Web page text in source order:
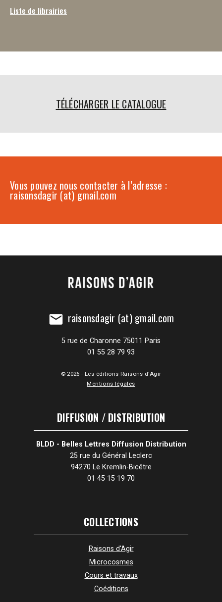
Liste de librairies
TÉLÉCHARGER LE CATALOGUE
Vous pouvez nous contacter à l’adresse :
raisonsdagir (at) gmail.com
mail raisonsdagir (at) gmail.com
5 rue de Charonne 75011 Paris
01 55 28 79 93
© 2026 - Les éditions Raisons d'Agir
Mentions légales
DIFFUSION / DISTRIBUTION
BLDD - Belles Lettres Diffusion Distribution
25 rue du Général Leclerc
94270 Le Kremlin-Bicêtre
01 45 15 19 70
COLLECTIONS
Raisons d'Agir
Microcosmes
Cours et travaux
Coéditions